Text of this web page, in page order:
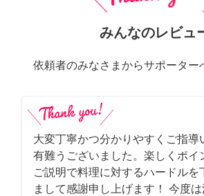
みんなのレビュ
依頼者のみなさまからサポーター
大変丁寧かつ分かりやすくご指導
有難うございました。楽しくポイ
ご説明で料理に対するハードルを
まして感謝申し上げます！ 今度